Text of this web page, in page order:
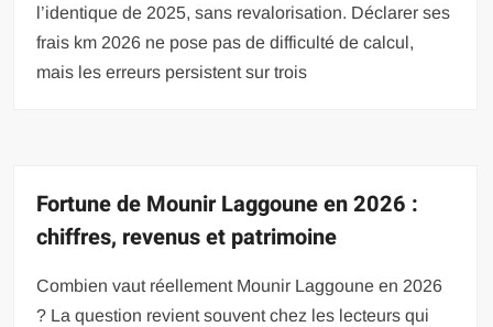
l’identique de 2025, sans revalorisation. Déclarer ses
frais km 2026 ne pose pas de difficulté de calcul,
mais les erreurs persistent sur trois
Fortune de Mounir Laggoune en 2026 :
chiffres, revenus et patrimoine
Combien vaut réellement Mounir Laggoune en 2026
? La question revient souvent chez les lecteurs qui